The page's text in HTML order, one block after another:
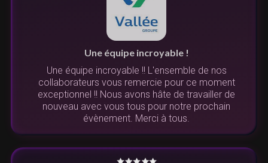
Une équipe incroyable !
Une équipe incroyable !! L'ensemble de nos
collaborateurs vous remercie pour ce moment
exceptionnel !! Nous avons hâte de travailler de
nouveau avec vous tous pour notre prochain
évènement. Merci à tous.